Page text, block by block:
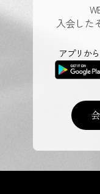
入会した
アプリか